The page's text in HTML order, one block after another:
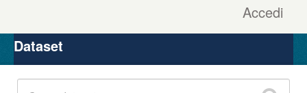
Accedi
Organizzazioni
Gruppi
Dataset